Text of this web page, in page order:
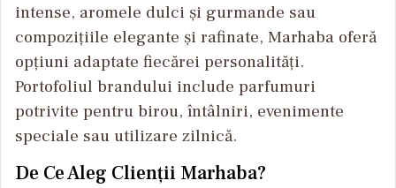
intense, aromele dulci și gurmande sau
compozițiile elegante și rafinate, Marhaba oferă
opțiuni adaptate fiecărei personalități.
Portofoliul brandului include parfumuri
potrivite pentru birou, întâlniri, evenimente
speciale sau utilizare zilnică.
De Ce Aleg Clienții Marhaba?